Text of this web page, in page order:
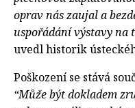
oprav nás zaujal a
uspořádání výstavy na
uvedl historik
Poškození se stává
“Může být dokladem